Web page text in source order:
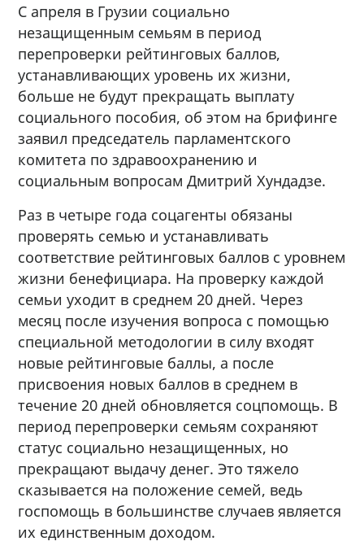
С апреля в Грузии социально
незащищенным семьям в период
перепроверки рейтинговых баллов,
устанавливающих уровень их жизни,
больше не будут прекращать выплату
социального пособия, об этом на брифинге
заявил председатель парламентского
комитета по здравоохранению и
социальным вопросам Дмитрий Хундадзе.
Раз в четыре года соцагенты обязаны
проверять семью и устанавливать
соответствие рейтинговых баллов с уровнем
жизни бенефициара. На проверку каждой
семьи уходит в среднем 20 дней. Через
месяц после изучения вопроса с помощью
специальной методологии в силу входят
новые рейтинговые баллы, а после
присвоения новых баллов в среднем в
течение 20 дней обновляется соцпомощь. В
период перепроверки семьям сохраняют
статус социально незащищенных, но
прекращают выдачу денег. Это тяжело
сказывается на положение семей, ведь
госпомощь в большинстве случаев является
их единственным доходом.